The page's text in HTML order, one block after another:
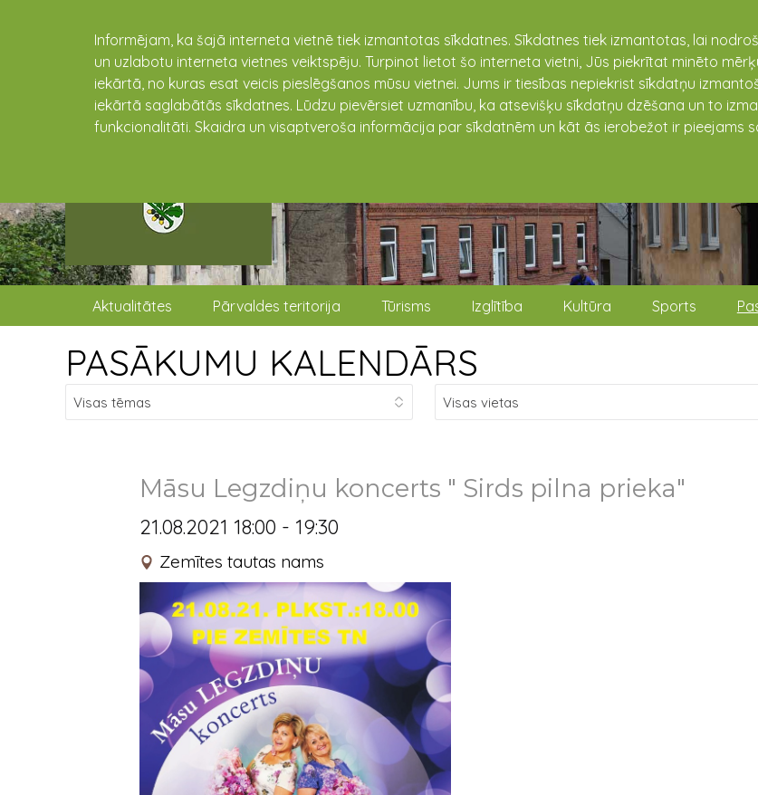
Informējam, ka šajā interneta vietnē tiek izmantotas sīkdatnes. Sīkdatnes tiek izmantotas, lai
un uzlabotu interneta vietnes veiktspēju. Turpinot lietot šo interneta vietni, Jūs piekrītat minēto
iekārtā, no kuras esat veicis pieslēgšanos mūsu vietnei. Jums ir tiesības nepiekrist sīkdatņu
iekārtā saglabātās sīkdatnes. Lūdzu pievērsiet uzmanību, ka atsevišķu sīkdatņu dzēšana un to
funkcionalitāti. Skaidra un visaptveroša informācija par sīkdatnēm un kāt ās ierobežot ir pieejams
Aktualitātes Pārvaldes teritorija Tūrisms Izglītība Kultūra Sports
PASĀKUMU KALENDĀRS
Māsu Legzdiņu koncerts " Sirds pilna prieka"
21.08.2021 18:00 - 19:30
Zemītes tautas nams